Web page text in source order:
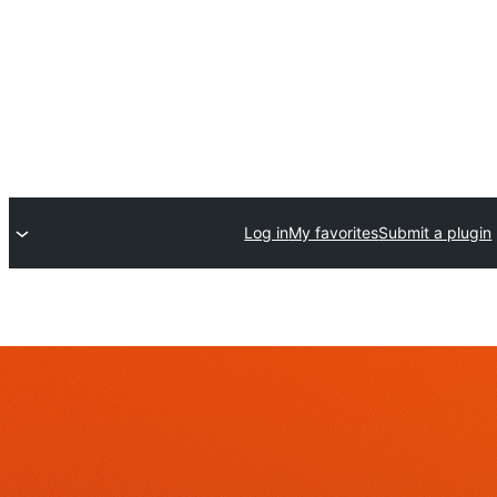
Submit a plugin
My favorites
Log in